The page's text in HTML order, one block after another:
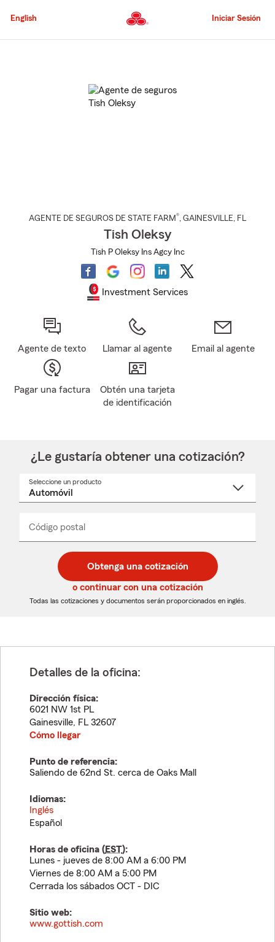
al
principal
English Iniciar Sesión
AGENTE DE SEGUROS DE STATE FARM®, GAINESVILLE, FL
Tish Oleksy
Tish P Oleksy Ins Agcy Inc
Investment Services
Agente de texto Llamar al agente Email al agente
Pagar una factura
Obtén una tarjeta
de identificación
¿Le gustaría obtener una cotización?
Seleccione un producto
desplegable
Código postal
de
5
dígitos
de
5
dígitos
_____
Obtenga una cotización
o continuar con una cotización
Todas las cotizaciones y documentos serán proporcionados en inglés.
Detalles de la oficina:
Dirección física:
6021 NW 1st PL
Gainesville, FL 32607
Cómo llegar
Punto de referencia:
Saliendo de 62nd St. cerca de Oaks Mall
Idiomas:
Inglés
Español
Horas de oficina (EST):
Lunes - jueves de 8:00 AM a 6:00 PM
Viernes de 8:00 AM a 5:00 PM
Cerrada los sábados OCT - DIC
Sitio web:
www.gottish.com